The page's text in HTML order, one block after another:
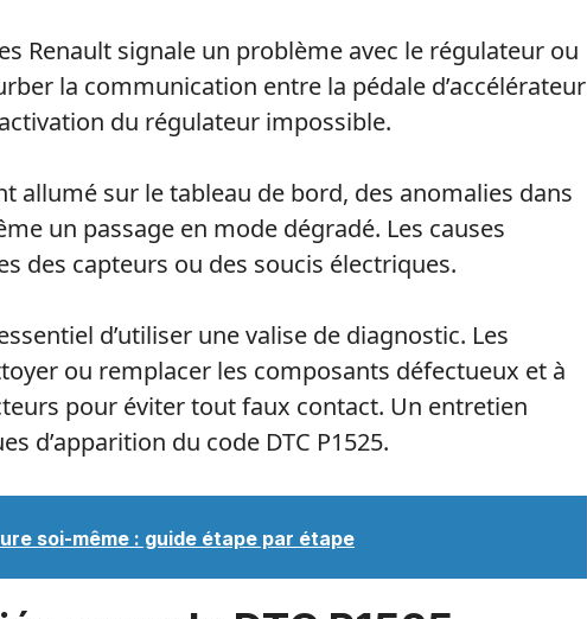
Renault signale un problème avec le régulateur ou
la communication entre la pédale d’accélérateur
du régulateur impossible.
allumé sur le tableau de bord, des anomalies dans
un passage en mode dégradé. Les causes
des capteurs ou des soucis électriques.
d’utiliser une valise de diagnostic. Les
ou remplacer les composants défectueux et à
pour éviter tout faux contact. Un entretien
d’apparition du code DTC P1525.
soi-même : guide étape par étape